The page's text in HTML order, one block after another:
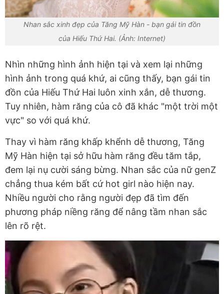
Nhan sắc xinh đẹp của Tăng Mỹ Hàn - bạn gái tin đồn
của Hiếu Thứ Hai. (Ảnh: Internet)
Nhìn những hình ảnh hiện tại và xem lại những
hình ảnh trong quá khứ, ai cũng thấy, bạn gái tin
đồn của Hiếu Thứ Hai luôn xinh xắn, dễ thương.
Tuy nhiên, hàm răng của cô đã khác "một trời một
vực" so với quá khứ.
Thay vì hàm răng khấp khểnh dễ thương, Tăng
Mỹ Hàn hiện tại sở hữu hàm răng đều tăm tắp,
đem lại nụ cười sáng bừng. Nhan sắc của nữ genZ
chẳng thua kém bất cứ hot girl nào hiện nay.
Nhiều người cho rằng người đẹp đã tìm đến
phương pháp niềng răng để nâng tầm nhan sắc
lên rõ rệt.